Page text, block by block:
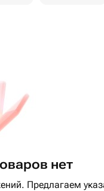
нет
Предлагаем